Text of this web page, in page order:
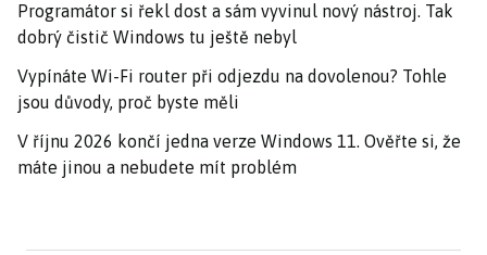
Programátor si řekl dost a sám vyvinul nový nástroj. Tak
dobrý čistič Windows tu ještě nebyl
Vypínáte Wi-Fi router při odjezdu na dovolenou? Tohle
jsou důvody, proč byste měli
V říjnu 2026 končí jedna verze Windows 11. Ověřte si, že
máte jinou a nebudete mít problém